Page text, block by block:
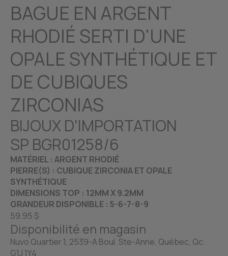
BAGUE EN ARGENT
RHODIÉ SERTI D'UNE
OPALE SYNTHÉTIQUE ET
DE CUBIQUES
ZIRCONIAS
BIJOUX D'IMPORTATION
SP BGR01258/6
MATÉRIEL : ARGENT RHODIÉ
PIERRE(S) : CUBIQUE ZIRCONIA ET OPALE
SYNTHÉTIQUE
DIMENSIONS TOP : 12MM X 9.2MM
GRANDEUR DISPONIBLE : 5-6-7-8-9
59.95 $
Disponibilité en magasin
Nuvo Quartier 1, 2539-A Boul. Ste-Anne, Québec, Qc.
G1J 1Y4